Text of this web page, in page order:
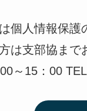
個人情報保護
は支部協まで
～15：00